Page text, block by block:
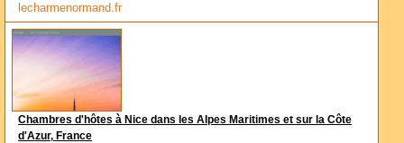
lecharmenormand.fr
Chambres d'hôtes à Nice dans les Alpes Maritimes et sur la Côte
d'Azur, France